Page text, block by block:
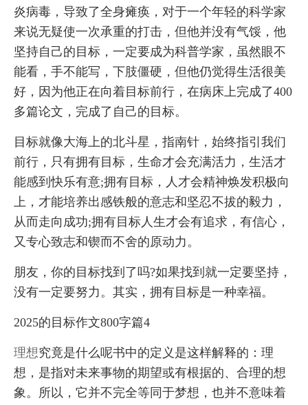
炎病毒，导致了全身瘫痪，对于一个年轻的科学家
来说无疑使一次承重的打击，但他并没有气馁，他
坚持自己的目标，一定要成为科普学家，虽然眼不
能看，手不能写，下肢僵硬，但他仍觉得生活很美
好，因为他正在向着目标前行，在病床上完成了400
多篇论文，完成了自己的目标。
目标就像大海上的北斗星，指南针，始终指引我们
前行，只有拥有目标，生命才会充满活力，生活才
能感到快乐有意;拥有目标，人才会精神焕发积极向
上，才能培养出感铁般的意志和坚忍不拔的毅力，
从而走向成功;拥有目标人生才会有追求，有信心，
又专心致志和锲而不舍的原动力。
朋友，你的目标找到了吗?如果找到就一定要坚持，
没有一定要努力。其实，拥有目标是一种幸福。
2025的目标作文800字篇4
理想究竟是什么呢书中的定义是这样解释的：理
想，是指对未来事物的期望或有根据的、合理的想
象。所以，它并不完全等同于梦想，也并不意味着